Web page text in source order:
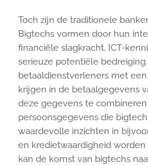
Toch zijn de traditionele
Bigtechs vormen door hun
financiële slagkracht, ICT-
serieuze potentiële
betaaldienstverleners met
krijgen in de betaalgegevens
deze gegevens te
persoonsgegevens die
waardevolle inzichten in
en kredietwaardigheid
kan de komst van bigtechs